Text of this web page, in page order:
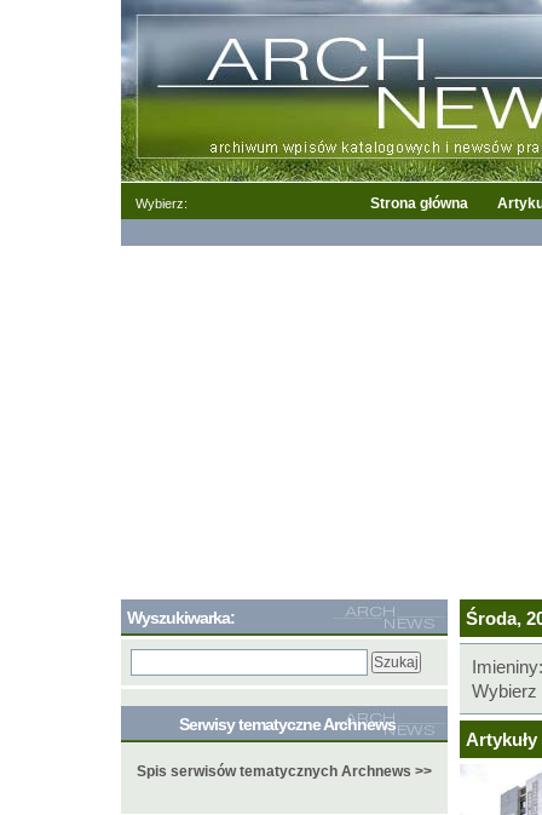
Wybierz: Strona główna
Środa,
Wybierz
Wyszukiwarka:
Serwisy tematyczne Archnews
Spis serwisów tematycznych Archnews >>